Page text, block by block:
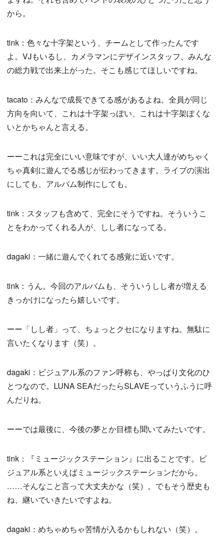
から。
tink：色々な十字架という、チームとして作ったんです
よ。VJもいるし、カメラマンにデザインスタッフ、みんな
の総力戦で出来上がった。そこも感じてほしいですね。
tacato：みんなで成長できてる感があるよね。全員が同じ
方向を向いて、これは十字架っぽい、これは十字架ぽくな
いとかちゃんと言える。
ーーこれは完全にいい意味ですが、いい大人達がめちゃく
ちゃ真剣に遊んでる感じが伝わってきます。ライブの演出
にしても、アルバム制作にしても。
tink：スタッフも含めて、完全にそうですね。そういうこ
とをわかってくれる人が、しし者になってる。
dagaki：一緒に遊んでくれてる感覚に近いです。
tink：うん。今回のアルバムも、そういうしし者が増える
きっかけになったら嬉しいです。
ーー「しし者」って、ちょっとクセになりますね。無駄に
言いたくなります（笑）。
dagaki：ビジュアル系のファン呼称も、やっぱり文化のひ
とつなので。LUNA SEAだったらSLAVEっていうふうに呼
んだりね。
ーーでは最後に、今後の夢とか目標も聞いてみたいです。
tink：『ミュージックステーション』に出ることです。ビ
ジュアル系といえばミュージックステーションだから。
……そんなこと言って大丈夫かな（笑）。でもそう歴史も
ね、継いでいきたいですよね。
dagaki：めちゃめちゃ苦情が入るかもしれない（笑）。